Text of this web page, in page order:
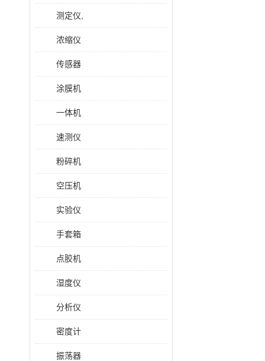
测定仪,
浓缩仪
传感器
涂膜机
一体机
速测仪
粉碎机
空压机
实验仪
手套箱
点胶机
湿度仪
分析仪
密度计
振荡器